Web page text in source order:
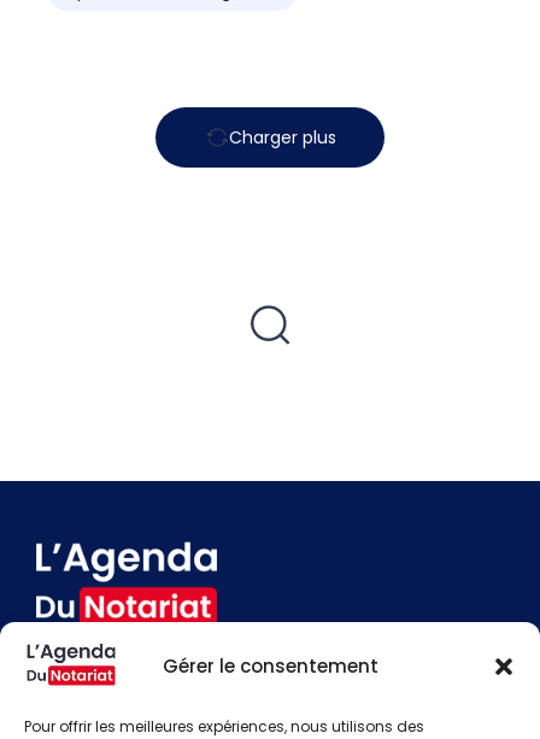
Gérer le consentement
Pour offrir les meilleures expériences, nous utilisons des
Charger plus
Contact